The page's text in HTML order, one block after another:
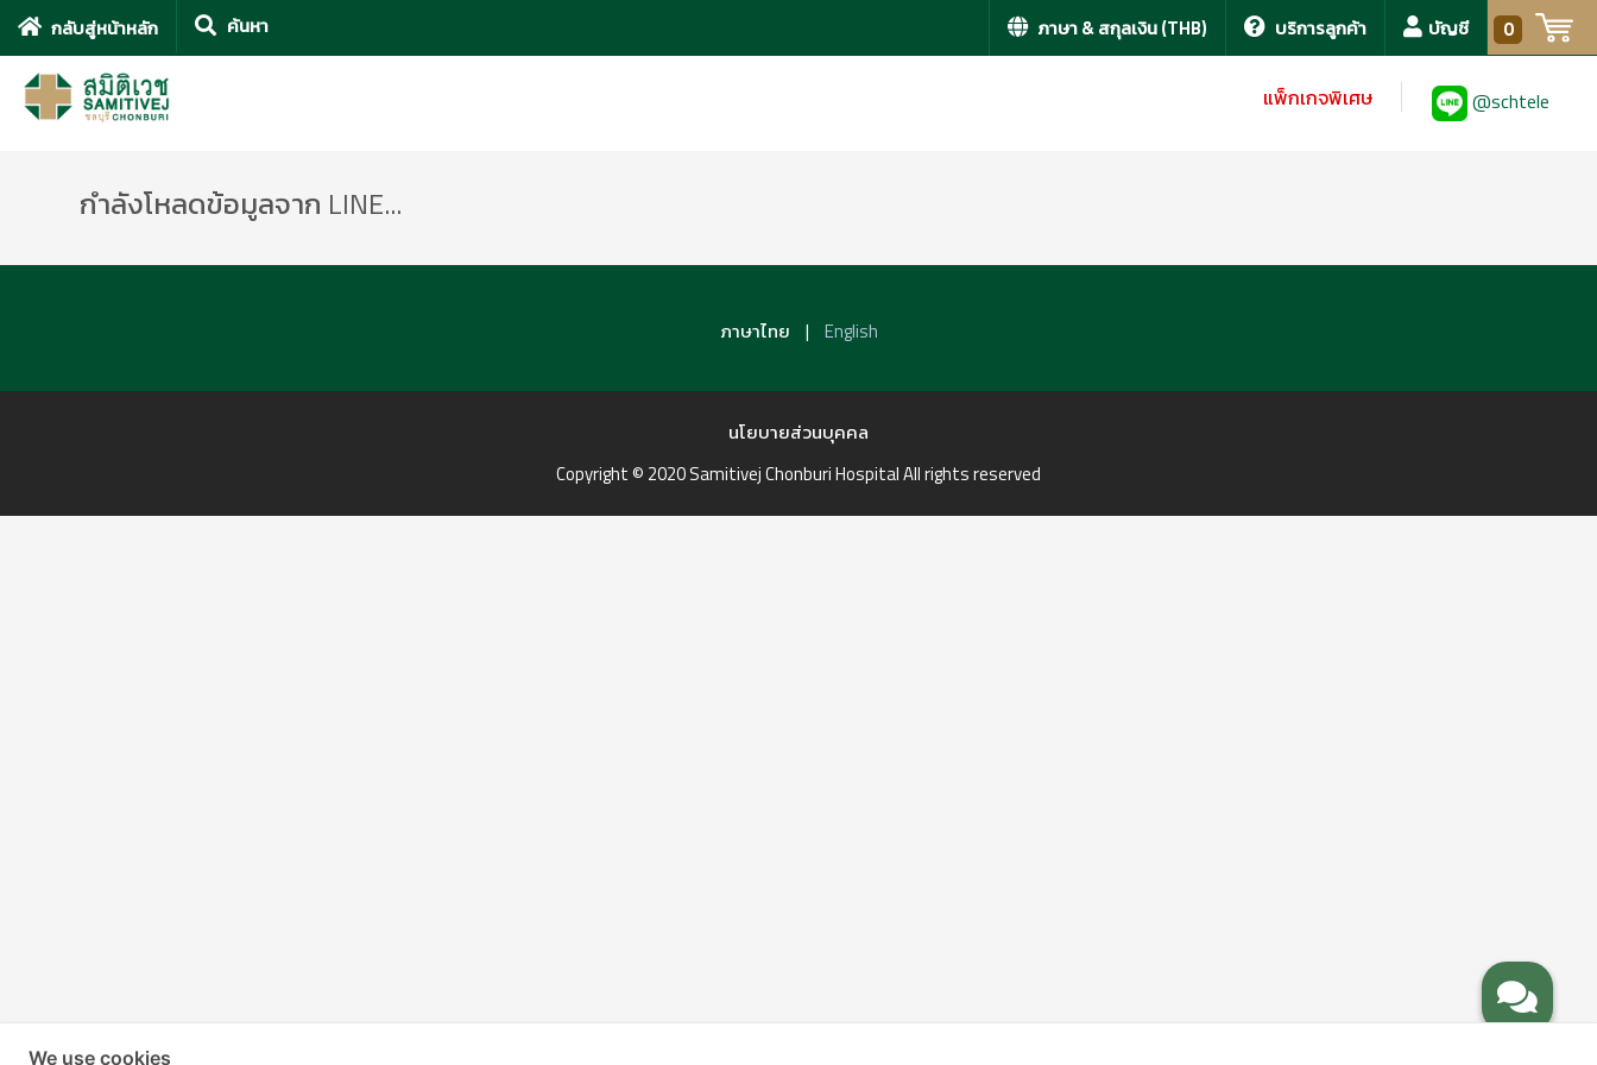
กลับสู่หน้าหลัก ภาษา & สกุลเงิน (THB) บริการลูกค้า บัญชี 0
แพ็กเกจพิเศษ @schtele
กำลังโหลดข้อมูลจาก LINE...
ภาษาไทย | English
นโยบายส่วนบุคคล
Copyright © 2020 Samitivej Chonburi Hospital All rights reserved
We use cookies